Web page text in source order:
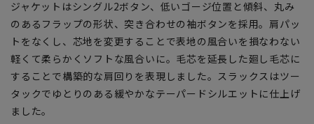
ジャケットはシングル2ボタン、低いゴージ位置と傾斜、丸み
のあるフラップの形状、突き合わせの袖ボタンを採用。肩パッ
トをなくし、芯地を変更することで表地の風合いを損なわない
軽くて柔らかくソフトな風合いに。毛芯を延長した廻し毛芯に
することで構築的な肩回りを表現しました。スラックスはツー
タックでゆとりのある緩やかなテーパードシルエットに仕上げ
ました。